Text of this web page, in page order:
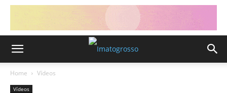
Home Vídeos
Vídeos